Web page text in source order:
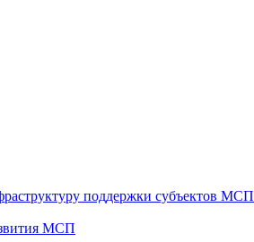
поддержки субъектов МСП
МСП